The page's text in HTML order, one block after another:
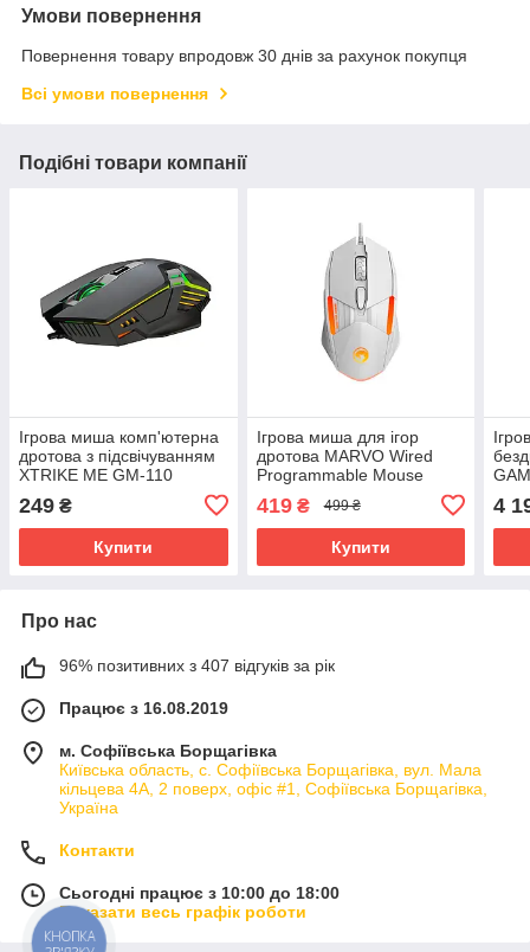
Умови повернення
Повернення товару впродовж 30 днів за рахунок покупця
Всі умови повернення
Подібні товари компанії
Ігрова миша комп'ютерна
дротова з підсвічуванням
XTRIKE ME GM-110
gaming Mouse геймерська
мишка RGB 3600 DPI
249 ₴
Купити
Ігрова миша для ігор
дротова MARVO Wired
Programmable Mouse
M291 WH 1000-6400 dpi
419₴ 499 ₴
Купити
4
Про нас
96% позитивних з 407 відгуків за рік
Працює з 16.08.2019
м. Софіївська Борщагівка
Київська область, с. Софіївська Борщагівка, вул. Мала
кільцева 4А, 2 поверх, офіс #1, Софіївська Борщагівка,
Україна
Контакти
Сьогодні працює з 10:00 до 18:00
Показати весь графік роботи
КНОПКА